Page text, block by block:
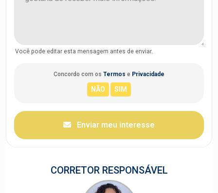
Você pode editar esta mensagem antes de enviar.
Concordo com os Termos e Privacidade
Enviar meu interesse
CORRETOR RESPONSÁVEL